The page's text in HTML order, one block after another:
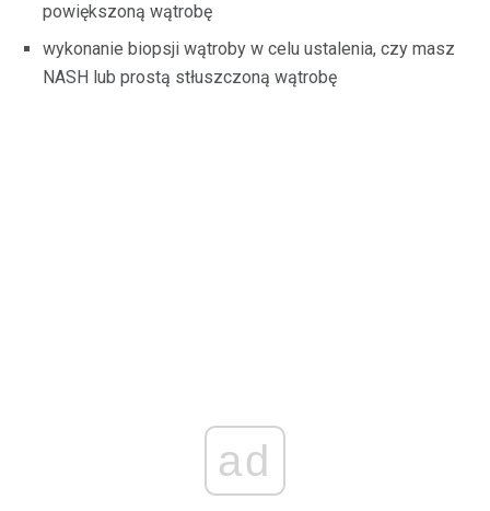
powiększoną wątrobę
wykonanie biopsji wątroby w celu ustalenia, czy masz
NASH lub prostą stłuszczoną wątrobę
ad